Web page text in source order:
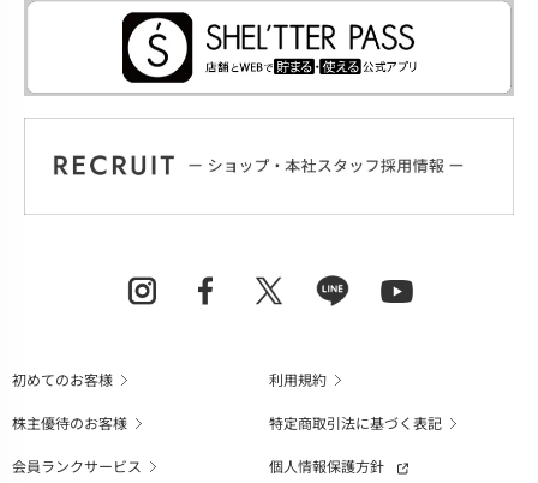
初めてのお客様
利用規約
株主優待のお客様
特定商取引法に基づく表記
会員ランクサービス
個人情報保護方針